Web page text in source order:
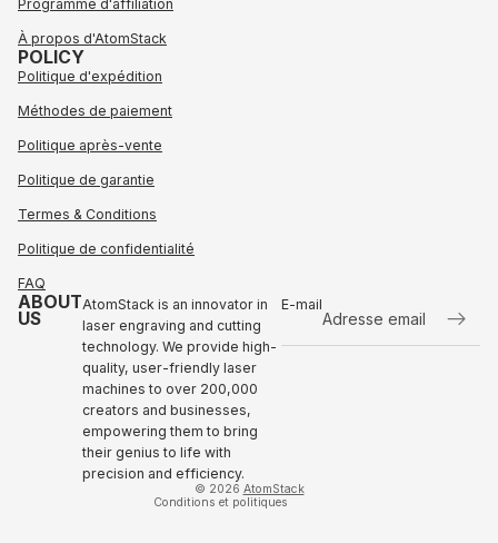
Programme d'affiliation
À propos d'AtomStack
POLICY
Politique d'expédition
Méthodes de paiement
Politique après-vente
Politique de garantie
Termes & Conditions
Politique de confidentialité
FAQ
ABOUT
US
AtomStack is an innovator in
laser engraving and cutting
technology. We provide high-
quality, user-friendly laser
machines to over 200,000
creators and businesses,
empowering them to bring
their genius to life with
precision and efficiency.
E-mail
© 2026 AtomStack
Conditions et politiques
Politique de remboursement
Politique de confidentialité
Conditions d'utilisation
Expédition
Contact